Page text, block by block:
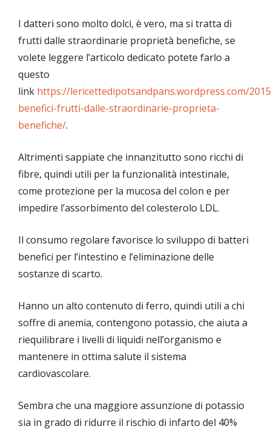
I datteri sono molto dolci, è vero, ma si tratta di
frutti dalle straordinarie proprietà benefiche, se
volete leggere l’articolo dedicato potete farlo a
questo
link https://lericettedipotsandpans.wordpress.com/
benefici-frutti-dalle-straordinarie-proprieta-
benefiche/.
Altrimenti sappiate che innanzitutto sono ricchi di
fibre, quindi utili per la funzionalità intestinale,
come protezione per la mucosa del colon e per
impedire l’assorbimento del colesterolo LDL.
Il consumo regolare favorisce lo sviluppo di batteri
benefici per l’intestino e l’eliminazione delle
sostanze di scarto.
Hanno un alto contenuto di ferro, quindi utili a chi
soffre di anemia, contengono potassio, che aiuta a
riequilibrare i livelli di liquidi nell’organismo e
mantenere in ottima salute il sistema
cardiovascolare.
Sembra che una maggiore assunzione di potassio
sia in grado di ridurre il rischio di infarto del 40%